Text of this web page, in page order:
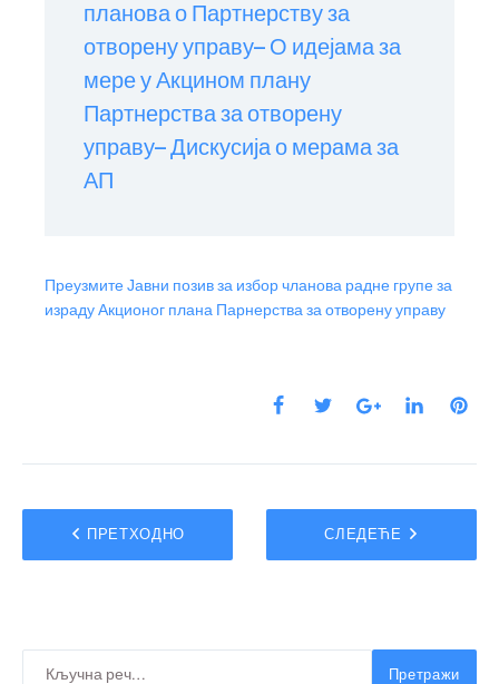
планова о Партнерству за
отворену управу– О идејама за
мере у Акцином плану
Партнерства за отворену
управу– Дискусија о мерама за
АП
Преузмите Јавни позив за избор чланова радне групе за
израду Акционог плана Парнерства за отворену управу
ПРЕТХОДНО СЛЕДЕЋЕ
Претражи